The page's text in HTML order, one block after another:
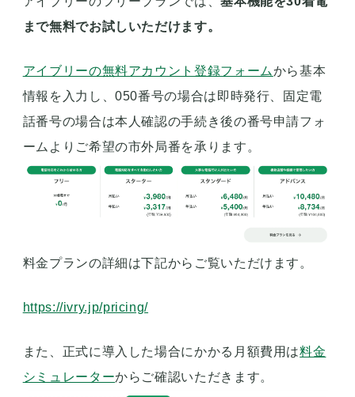
まで無料でお試しいただけます。
アイブリーの無料アカウント登録フォームから基本
情報を入力し、050番号の場合は即時発行、固定電
話番号の場合は本人確認の手続き後の番号申請フォ
ームよりご希望の市外局番を承ります。
料金プランの詳細は下記からご覧いただけます。
https://ivry.jp/pricing/
また、正式に導入した場合にかかる月額費用は料金
シミュレーターからご確認いただきます。